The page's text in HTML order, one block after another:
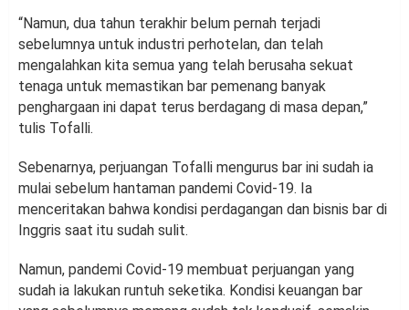
“Namun, dua tahun terakhir belum pernah terjadi
sebelumnya untuk industri perhotelan, dan telah
mengalahkan kita semua yang telah berusaha sekuat
tenaga untuk memastikan bar pemenang banyak
penghargaan ini dapat terus berdagang di masa depan,”
tulis Tofalli.
Sebenarnya, perjuangan Tofalli mengurus bar ini sudah ia
mulai sebelum hantaman pandemi Covid-19. Ia
menceritakan bahwa kondisi perdagangan dan bisnis bar di
Inggris saat itu sudah sulit.
Namun, pandemi Covid-19 membuat perjuangan yang
sudah ia lakukan runtuh seketika. Kondisi keuangan bar